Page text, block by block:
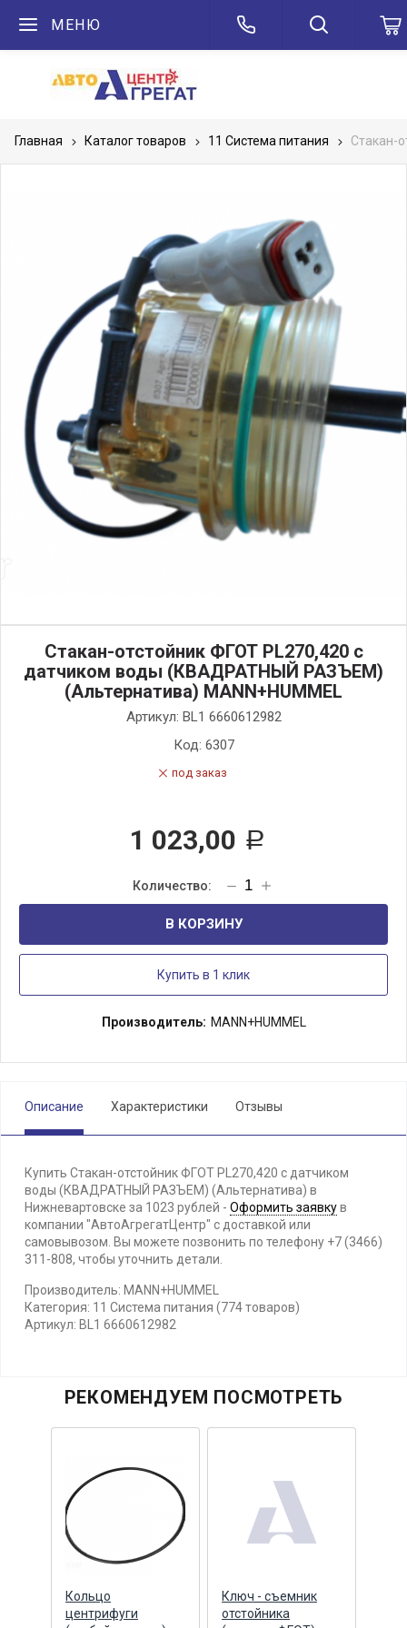
МЕНЮ
Главная Каталог товаров 11 Система питания Стакан-
Стакан-отстойник ФГОТ PL270,420 с
датчиком воды (КВАДРАТНЫЙ РАЗЪЕМ)
(Альтернатива) MANN+HUMMEL
Артикул: BL1 6660612982
Код: 6307
под заказ
1 023,00 Р
В КОРЗИНУ
Купить в 1 клик
Производитель: MANN+HUMMEL
Описание Характеристики Отзывы
Купить Стакан-отстойник ФГОТ PL270,420 с датчиком
воды (КВАДРАТНЫЙ РАЗЪЕМ) (Альтернатива) в
Нижневартовске за 1023 рублей - Оформить заявкув
компании "АвтоАгрегатЦентр" с доставкой или
самовывозом. Вы можете позвонить по телефону +7 (3466)
311-808, чтобы уточнить детали.
Производитель: MANN+HUMMEL
Категория: 11 Система питания (774 товаров)
Артикул: BL1 6660612982
РЕКОМЕНДУЕМ ПОСМОТРЕТЬ
Кольцо
центрифуги
Ключ - съемник
отстойника